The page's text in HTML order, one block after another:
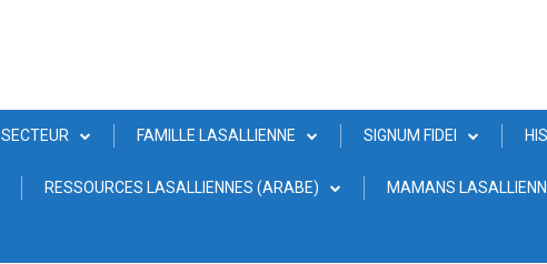
SECTEUR FAMILLE LASALLIENNE SIGNUM FIDEI
RESSOURCES LASALLIENNES (ARABE) MAMANS